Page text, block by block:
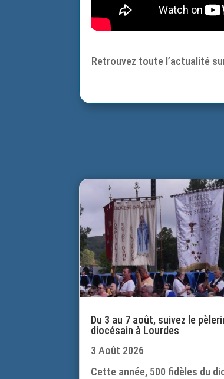
Retrouvez toute l’actualité
Du 3 au 7 août, suivez le
diocésain à Lourdes
3 Août 2026
Cette année, 500 fidèles du